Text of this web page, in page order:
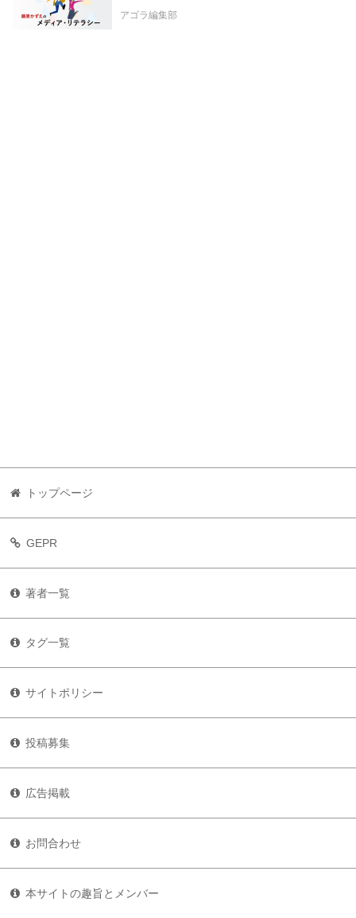
アゴラ編集部
トップページ
GEPR
著者一覧
タグ一覧
サイトポリシー
投稿募集
広告掲載
お問合わせ
本サイトの趣旨とメンバー